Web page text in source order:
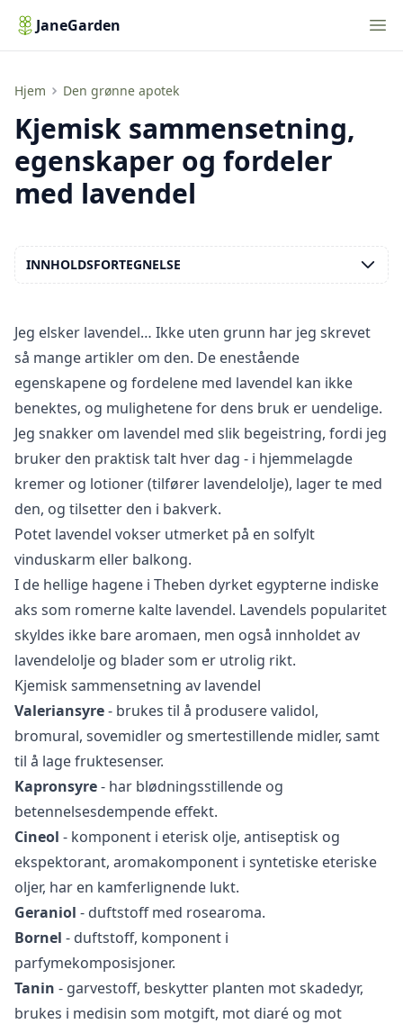
JaneGarden
Hjem Den grønne apotek
Kjemisk sammensetning, egenskaper og fordeler med lavendel
Kjemisk sammensetning,
egenskaper og fordeler
med lavendel
Jeg elsker lavendel… Ikke uten grunn har jeg skrevet
så mange artikler om den. De enestående
egenskapene og fordelene med lavendel kan ikke
benektes, og mulighetene for dens bruk er uendelige.
Jeg snakker om lavendel med slik begeistring, fordi jeg
bruker den praktisk talt hver dag - i hjemmelagde
kremer og lotioner (tilfører lavendelolje), lager te med
den, og tilsetter den i bakverk.
Potet lavendel vokser utmerket på en solfylt
vinduskarm eller balkong.
I de hellige hagene i Theben dyrket egypterne indiske
aks som romerne kalte lavendel. Lavendels popularitet
skyldes ikke bare aromaen, men også innholdet av
lavendelolje og blader som er utrolig rikt.
Kjemisk sammensetning av lavendel
Valeriansyre- brukes til å produsere validol,
bromural, sovemidler og smertestillende midler, samt
til å lage fruktesenser.
Kapronsyre- har blødningsstillende og
betennelsesdempende effekt.
Cineol - komponent i eterisk olje, antiseptisk og
ekspektorant, aromakomponent i syntetiske eteriske
oljer, har en kamferlignende lukt.
Geraniol - duftstoff med rosearoma.
Bornel - duftstoff, komponent i
parfymekomposisjoner.
Tanin - garvestoff, beskytter planten mot skadedyr,
brukes i medisin som motgift, mot diaré og mot
INNHOLDSFORTEGNELSE